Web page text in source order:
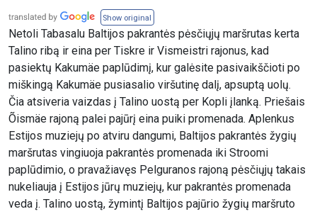
Show original
Netoli Tabasalu Baltijos pakrantės pėsčiųjų maršrutas kerta
Talino ribą ir eina per Tiskre ir Vismeistri rajonus, kad
pasiektų Kakumäe paplūdimį, kur galėsite pasivaikščioti po
miškingą Kakumäe pusiasalio viršutinę dalį, apsuptą uolų.
Čia atsiveria vaizdas į Talino uostą per Kopli įlanką. Priešais
Õismäe rajoną palei pajūrį eina puiki promenada. Aplenkus
Estijos muziejų po atviru dangumi, Baltijos pakrantės žygių
maršrutas vingiuoja pakrantės promenada iki Stroomi
paplūdimio, o pravažiavęs Pelguranos rajoną pėsčiųjų takais
nukeliauja į Estijos jūrų muziejų, kur pakrantės promenada
veda į. Talino uostą, žymintį Baltijos pajūrio žygių maršruto